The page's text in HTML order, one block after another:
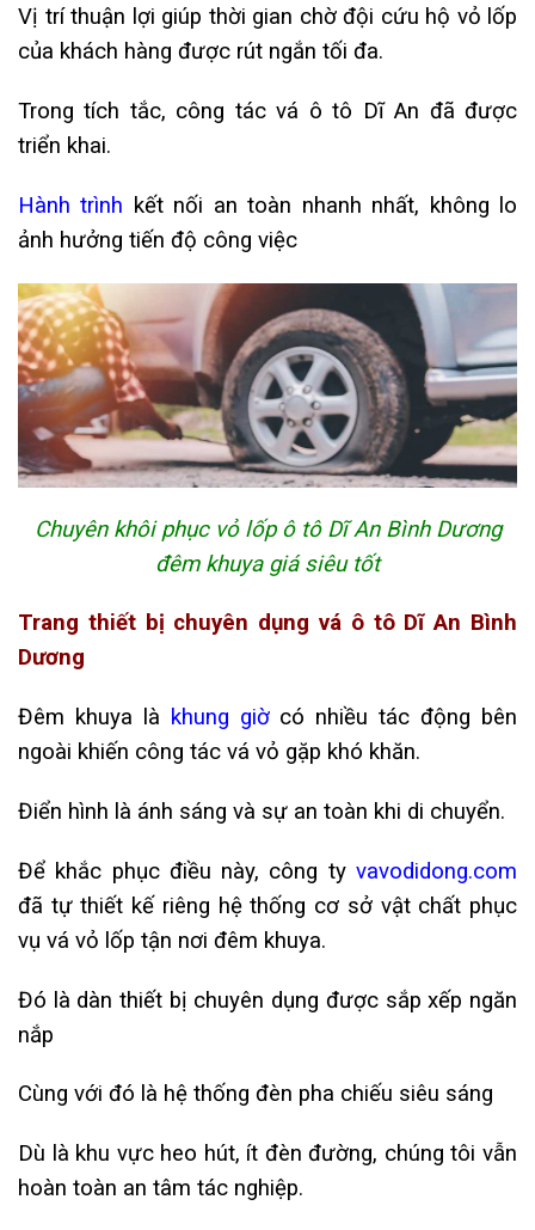
Vị trí thuận lợi giúp thời gian chờ đội cứu hộ vỏ lốp
của khách hàng được rút ngắn tối đa.
Trong tích tắc, công tác vá ô tô Dĩ An đã được
triển khai.
Hành trình kết nối an toàn nhanh nhất, không lo
ảnh hưởng tiến độ công việc
Chuyên khôi phục vỏ lốp ô tô Dĩ An Bình Dương
đêm khuya giá siêu tốt
Trang thiết bị chuyên dụng vá ô tô Dĩ An Bình
Dương
Đêm khuya là khung giờcó nhiều tác động bên
ngoài khiến công tác vá vỏ gặp khó khăn.
Điển hình là ánh sáng và sự an toàn khi di chuyển.
Để khắc phục điều này, công ty vavodidong.com
đã tự thiết kế riêng hệ thống cơ sở vật chất phục
vụ vá vỏ lốp tận nơi đêm khuya.
Đó là dàn thiết bị chuyên dụng được sắp xếp ngăn
nắp
Cùng với đó là hệ thống đèn pha chiếu siêu sáng
Dù là khu vực heo hút, ít đèn đường, chúng tôi vẫn
hoàn toàn an tâm tác nghiệp.